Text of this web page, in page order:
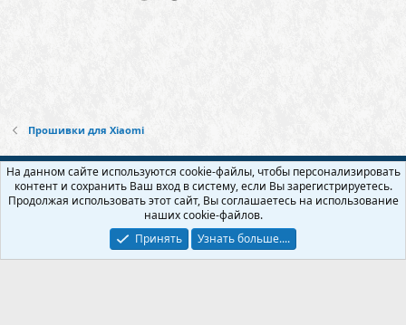
Прошивки для Xiaomi
Русский (RU)
Обратная связь
Условия и правила
Политика конфиденциальности
Помощь
Прошивки и модификации для usb модема и wi-fi роутера - Бесплатно!
На данном сайте используются cookie-файлы, чтобы персонализировать
контент и сохранить Ваш вход в систему, если Вы зарегистрируетесь.
Продолжая использовать этот сайт, Вы соглашаетесь на использование
наших cookie-файлов.
Принять
Узнать больше....